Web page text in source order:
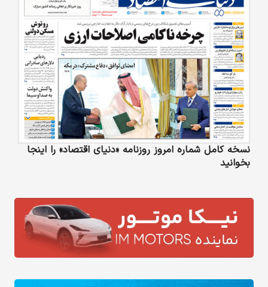
نسخه کامل شماره امروز روزنامه «دنیای‌ اقتصاد» را اینجا
بخوانید